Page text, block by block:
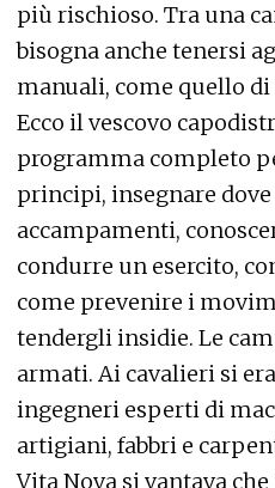
più rischioso. Tra una
bisogna anche tenersi
manuali, come quello di
Ecco il vescovo
programma completo
principi, insegnare
accampamenti,
condurre un esercito,
come prevenire i
tendergli insidie. Le
armati. Ai cavalieri si
ingegneri esperti di
artigiani, fabbri e
Vita Nova si vantava